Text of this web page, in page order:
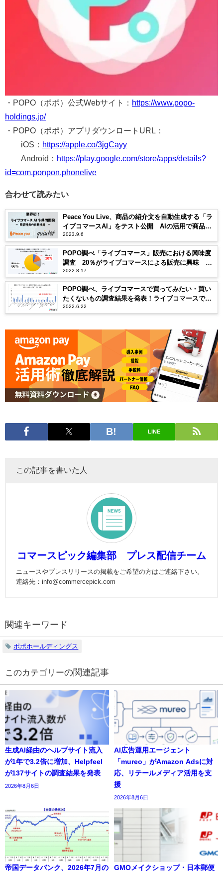
・POPO（ポポ）公式Webサイト： https://www.popo-
holdings.jp/
・POPO（ポポ）アプリダウンロートURL：
iOS： https://apple.co/3jgCayy
Android： https://play.google.com/store/apps/details?
id=com.ponpon.phonelive
合わせて読みたい
Peace You Live、商品の紹介文を自動生成する「ラ
イブコマースAI」をテスト公開 AIの活用で商品の
情報収集が30分から3分に短縮
2023.9.6
POPO調べ「ライブコマース」販売における興味度
調査 20％がライブコマースによる販売に興味 興
味理由1位は「副業として確立したい」 興味なし・
分からない理由1位は「販売する商品を持ってない」
2022.8.17
POPO調べ、ライブコマースで買ってみたい・買い
たくないもの調査結果を発表！ライブコマースで消
費者が期待する商品・アイテム5つとは！？
2022.6.22
LINE
この記事を書いた人
コマースピック編集部 プレス配信チーム
ニュースやプレスリリースの掲載をご希望の方はご連絡下さい。
連絡先：info@commercepick.com
関連キーワード
ポポホールディングス
の関連記事
生成AI経由のヘルプサイト流入
が1年で3.2倍に増加、Helpfeel
が137サイトの調査結果を発表
2026年8月6日
AI広告運用エージェント
「mureo」がAmazon Adsに対
応、リテールメディア活用を支
援
2026年8月6日
帝国データバンク、2026年7月の
GMOメイクショップ・日本郵便